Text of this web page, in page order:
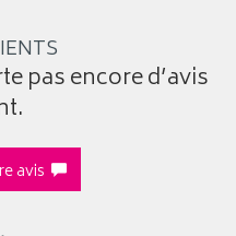
pas encore d’avis
avis